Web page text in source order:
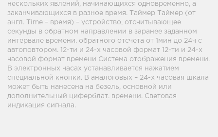
нескольких явлений, начинающихся одновременно, а
заканчивающихся в разное время. Таймер Таймер (от
англ. Time – время) – устройство, отсчитывающее
секунды в обратном направлении в заранее заданном
интервале времени. обратного отсчета от 1мин до 24ч с
автоповтором. 12-ти и 24-х часовой формат 12-ти и 24-х
часовой формат времени Система отображения времени.
В электронных часах устанавливается нажатием
специальной кнопки. В аналоговых – 24-х часовая шкала
может быть нанесена на безель, основной или
дополнительный циферблат. времени. Световая
индикация сигнала.